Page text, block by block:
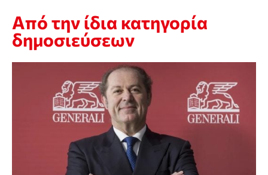
Από την ίδια κατηγορία
δημοσιεύσεων